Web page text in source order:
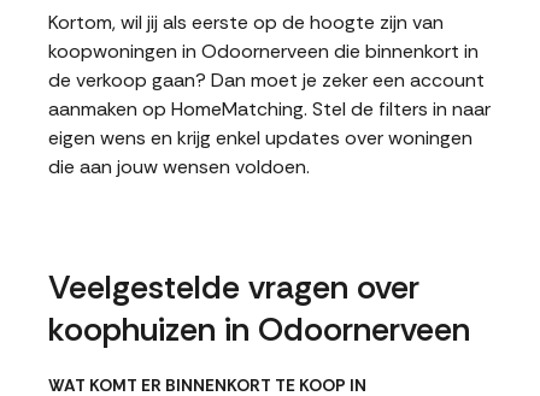
Kortom, wil jij als eerste op de hoogte zijn van
koopwoningen in Odoornerveen die binnenkort in
de verkoop gaan? Dan moet je zeker een account
aanmaken op HomeMatching. Stel de filters in naar
eigen wens en krijg enkel updates over woningen
die aan jouw wensen voldoen.
Veelgestelde vragen over
koophuizen in Odoornerveen
WAT KOMT ER BINNENKORT TE KOOP IN